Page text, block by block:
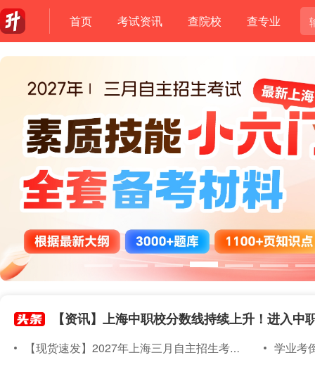
首页 考试资讯 查院校 查专业
【现货速发】2027年上海三月自主招生考试素质技能小六门备考材料已上架~
学业考倒